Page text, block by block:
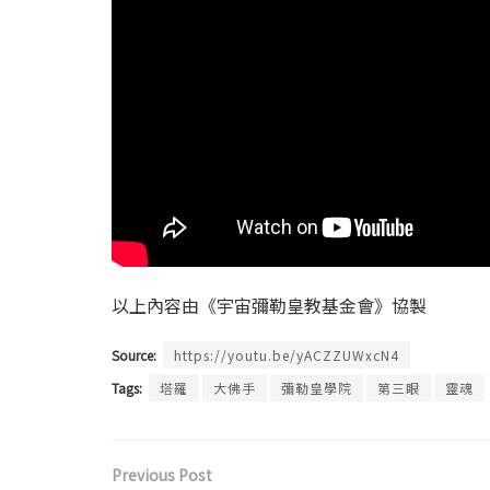
以上內容由《宇宙彌勒皇教基金會》協製
Source:
https://youtu.be/yACZZUWxcN4
Tags:
塔羅 大佛手 彌勒皇學院 第三眼 靈魂
Previous Post